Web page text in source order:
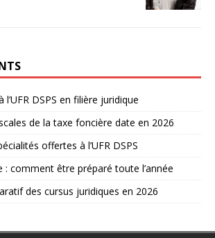
DSPS en filière juridique
de la taxe foncière date en 2026
offertes à l’UFR DSPS
: comment être préparé toute l’année
des cursus juridiques en 2026